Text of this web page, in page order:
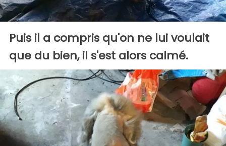
Puis il a compris qu'on ne lui voulait
que du bien, il s'est alors calmé.